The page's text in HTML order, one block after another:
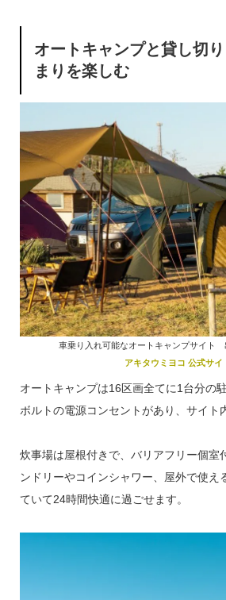
オートキャンプと貸し切
まりを楽しむ
車乗り入れ可能なオートキャンプサイト
アキタウミヨコ 公式サイ
オートキャンプは16区画全てに1台分の
ボルトの電源コンセントがあり、サイト
炊事場は屋根付きで、バリアフリー個室
ンドリーやコインシャワー、屋外で使え
ていて24時間快適に過ごせます。